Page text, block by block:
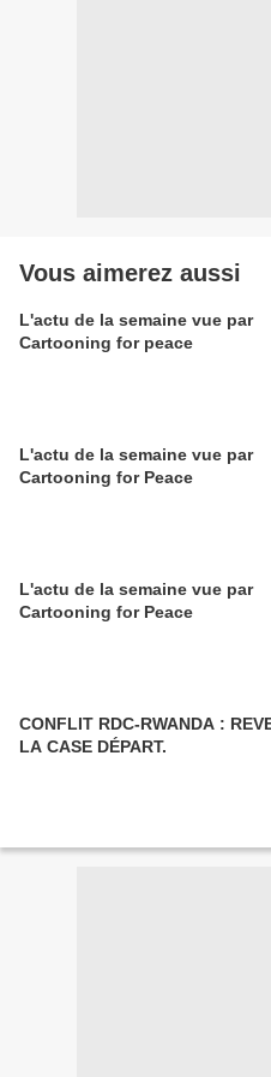
Vous aimerez aussi
L'actu de la semaine vue par
Cartooning for peace
L'actu de la semaine vue par
Cartooning for Peace
L'actu de la semaine vue par
Cartooning for Peace
CONFLIT RDC-RWANDA :
LA CASE DÉPART.